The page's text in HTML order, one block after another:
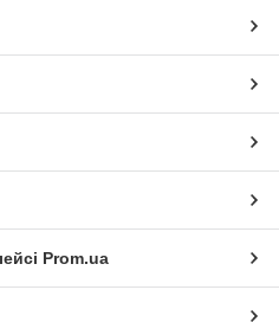
ніжок, формою і
в трьох варіаціях:
Lock;
трубі.
залежить від ніжок, які бувають
витримують «міцних»
ніжок: 3, 4, рідше 5.
Prom.ua